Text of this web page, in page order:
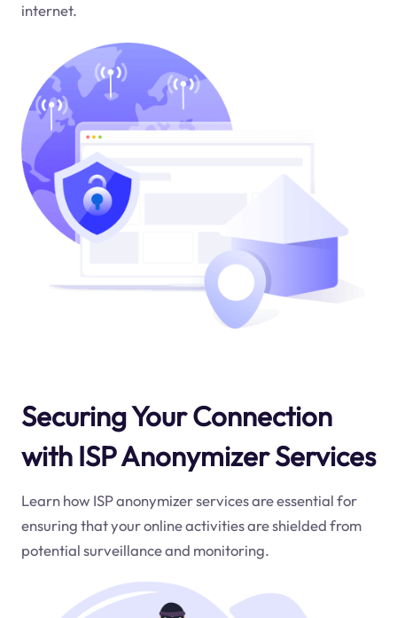
internet.
Securing Your Connection
with ISP Anonymizer Services
Learn how ISP anonymizer services are essential for
ensuring that your online activities are shielded from
potential surveillance and monitoring.